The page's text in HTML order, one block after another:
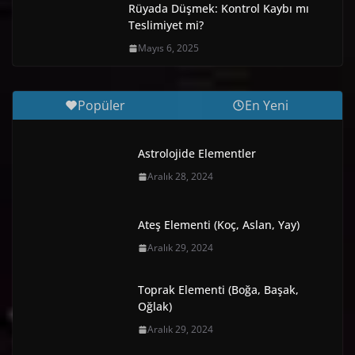
Rüyada Düşmek: Kontrol Kaybı mı
Teslimiyet mi?
Mayıs 6, 2025
Popüler En Yeni
Astrolojide Elementler
Aralık 28, 2024
Ateş Elementi (Koç, Aslan, Yay)
Aralık 29, 2024
Toprak Elementi (Boğa, Başak,
Oğlak)
Aralık 29, 2024